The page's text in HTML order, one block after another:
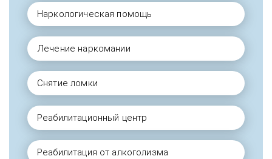
Наркологическая помощь
Лечение наркомании
Снятие ломки
Реабилитационный центр
Реабилитация от алкоголизма